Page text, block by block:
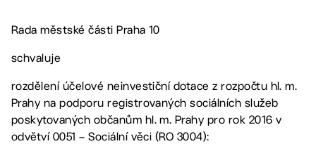
Rada městské části Praha 10
schvaluje
rozdělení účelové neinvestiční dotace z rozpočtu hl. m.
Prahy na podporu registrovaných sociálních služeb
poskytovaných občanům hl. m. Prahy pro rok 2016 v
odvětví 0051 – Sociální věci (RO 3004):